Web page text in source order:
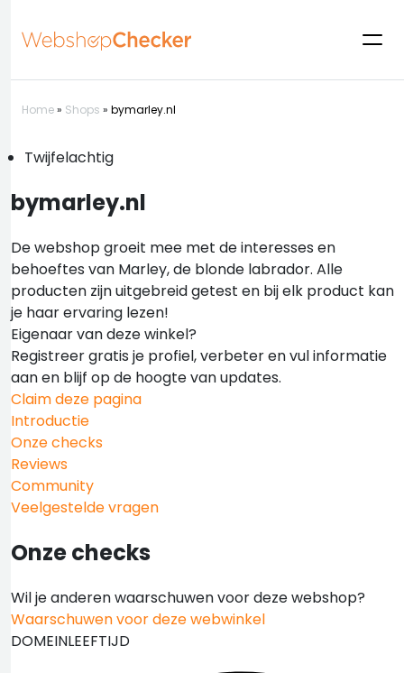
Home» Shops » bymarley.nl
Twijfelachtig
bymarley.nl
De webshop groeit mee met de interesses en
behoeftes van Marley, de blonde labrador. Alle
producten zijn uitgebreid getest en bij elk product kan
je haar ervaring lezen!
Eigenaar van deze winkel?
Registreer gratis je profiel, verbeter en vul informatie
aan en blijf op de hoogte van updates.
Claim deze pagina
Introductie
Onze checks
Reviews
Community
Veelgestelde vragen
Onze checks
Wil je anderen waarschuwen voor deze webshop?
Waarschuwen voor deze webwinkel
DOMEINLEEFTIJD